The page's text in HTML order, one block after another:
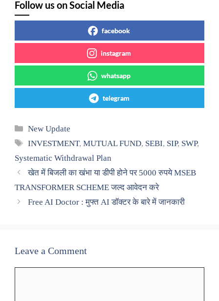
Follow us on Social Media
facebook
instagram
whatsapp
telegram
Categories
New Update
Tags
INVESTMENT,MUTUAL FUND, SEBI, SIP, SWP,
Systematic Withdrawal Plan
खेत में बिजली का खंभा या डीपी होने पर 5000 रुपये MSEB
TRANSFORMER SCHEME जल्द आवेदन करे
Free AI Doctor : मुफ्त AI डॉक्टर के बारे में जानकारी
Leave a Comment